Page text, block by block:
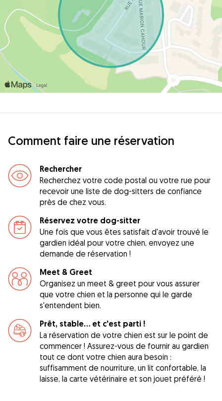
Comment faire une réservation
Rechercher
Recherchez votre code postal ou votre rue pour
recevoir une liste de dog-sitters de confiance
près de chez vous.
Réservez votre dog-sitter
Une fois que vous êtes satisfait d'avoir trouvé le
gardien idéal pour votre chien, envoyez une
demande de réservation !
Meet & Greet
Organisez un meet & greet pour vous assurer
que votre chien et la personne qui le garde
s'entendent bien.
Prêt, stable... et c'est parti !
La réservation de votre chien est sur le point de
commencer ! Assurez-vous de fournir au gardien
tout ce dont votre chien aura besoin :
suffisamment de nourriture, un lit confortable, la
laisse, la carte vétérinaire et son jouet préféré !